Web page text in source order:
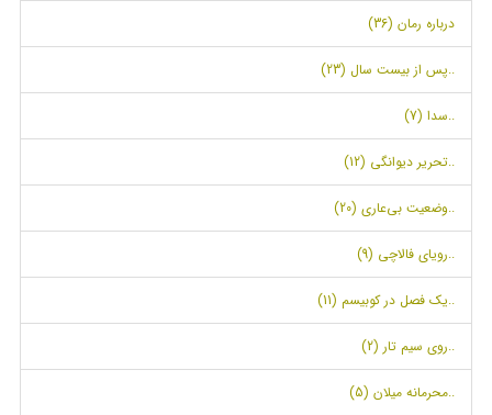
درباره رمان (36)
..پس از بیست سال (23)
..سدا (7)
..تحریر دیوانگی (12)
..وضعیت بی‌عاری (20)
..رویای فالاچی (9)
..یک فصل در کوبیسم (11)
..روی سیم تار (2)
..محرمانه میلان (5)